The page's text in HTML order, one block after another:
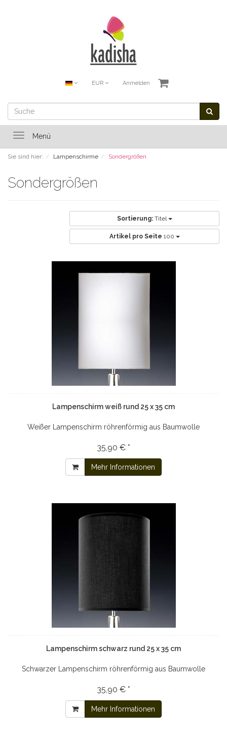
EUR Anmelden
ToggleMenü
Sie sind hier: Lampenschirme Sondergrößen
Sondergrößen
Sortierung: Titel
Artikel pro Seite 100
Lampenschirm weiß rund 25 x 35 cm
Weißer Lampenschirm röhrenförmig aus Baumwolle
35,90 € *
Mehr Informationen
Lampenschirm schwarz rund 25 x 35 cm
Schwarzer Lampenschirm röhrenförmig aus Baumwolle
35,90 € *
Mehr Informationen